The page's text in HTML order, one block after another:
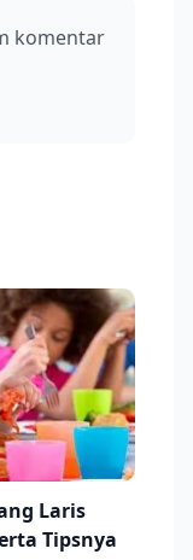
komentar
Laris
Tipsnya